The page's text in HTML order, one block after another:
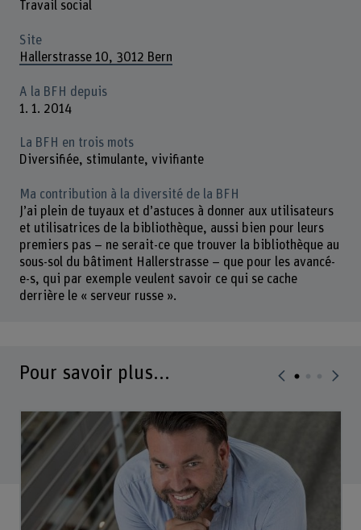
Travail social
Site
Hallerstrasse 10, 3012 Bern
A la BFH depuis
1. 1. 2014
La BFH en trois mots
Diversifiée, stimulante, vivifiante
Ma contribution à la diversité de la BFH
J’ai plein de tuyaux et d’astuces à donner aux utilisateurs
et utilisatrices de la bibliothèque, aussi bien pour leurs
premiers pas – ne serait-ce que trouver la bibliothèque au
sous-sol du bâtiment Hallerstrasse – que pour les avancé-
e-s, qui par exemple veulent savoir ce qui se cache
derrière le « serveur russe ».
Pour savoir plus...